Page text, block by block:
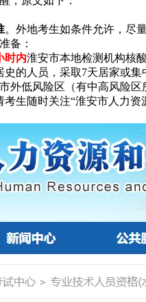
。外地考生如条件允许，尽
备：
时内淮安市本地检测机构核
的人员，采取7天居家或集
低风险区（有中高风险
生随时关注“淮安市人力